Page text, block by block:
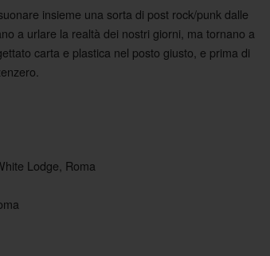
insieme una sorta di post rock/punk dalle
a urlare la realtà dei nostri giorni, ma tornano a
carta e plastica nel posto giusto, e prima di
Lodge, Roma